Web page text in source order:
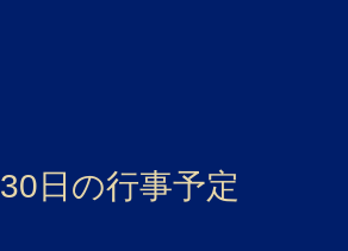
ター日の行事予定